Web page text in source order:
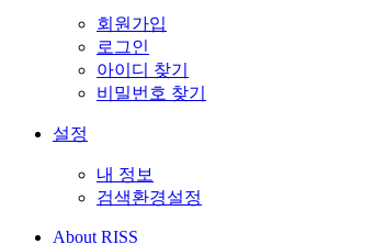
회원가입
로그인
아이디 찾기
비밀번호 찾기
설정
내 정보
검색환경설정
About RISS